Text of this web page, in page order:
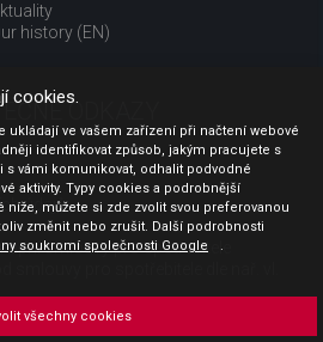
history (EN)
ODKAZY
údajů
smlouvy pro spotřebitele
cookies.
ukládají ve vašem zařízení při načtení webové
identifikovat způsob, jakým pracujete s
s vámi komunikovat, odhalit podvodné
aktivity. Typy cookies a podrobnější
můžete si zde zvolit svou preferovanou
změnit nebo zrušit. Další podrobnosti
soukromí společnosti Google .
všechny cookies